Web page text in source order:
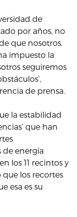
de
por años, no
que nosotros.
impuesto la
seguiremos
de prensa.
la estabilidad
que han
de energía
los 11 recintos y
los recortes
esa es su